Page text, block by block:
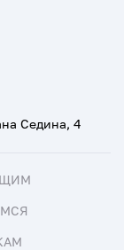
Седина, 4